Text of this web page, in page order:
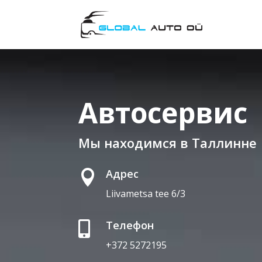
Автосервис
Мы находимся в Таллинне
 Адрес
Liivametsa tee 6/3
 Телефон
+372 5272195